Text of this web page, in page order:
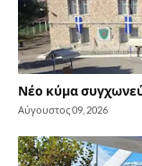
Νέο κύμα
Αύγουστος 09, 2026